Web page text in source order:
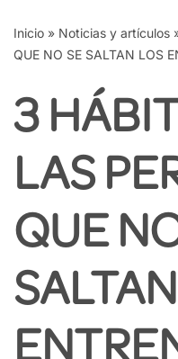
Inicio » Noticias y artículos
QUE NO SE SALTAN LOS
3
LAS
QUE